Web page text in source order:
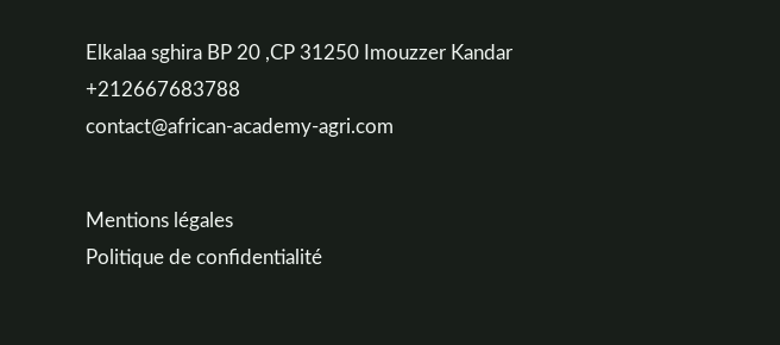
Elkalaa sghira BP 20 ,CP 31250 Imouzzer Kandar
+212667683788
contact@african-academy-agri.com
Mentions légales
Politique de confidentialité